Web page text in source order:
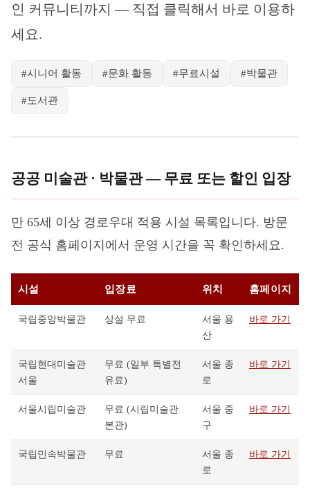
인 커뮤니티까지 — 직접 클릭해서 바로 이용하
세요.
#시니어 활동 #문화 활동 #무료시설 #박물관
#도서관
공공 미술관 · 박물관 — 무료 또는 할인 입장
만 65세 이상 경로우대 적용 시설 목록입니다. 방문
전 공식 홈페이지에서 운영 시간을 꼭 확인하세요.
시설 입장료 위치 홈페이지
국립중앙박물관 상설 무료
서울 용
산
바로 가기
국립현대미술관
서울
무료 (일부 특별전
유료)
서울 종
로
바로 가기
서울시립미술관
무료 (시립미술관
본관)
서울 중
구
바로 가기
국립민속박물관 무료
서울 종
로
바로 가기